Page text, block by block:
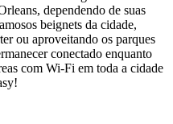
dependendo de suas
beignets da cidade,
ou aproveitando os parques
conectado enquanto
com Wi-Fi em toda a cidade